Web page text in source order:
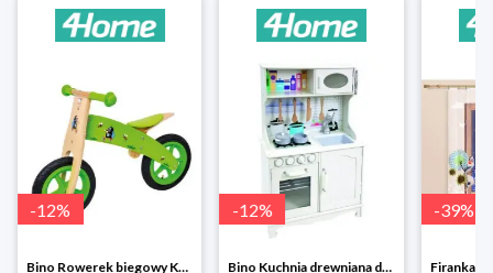
-12%
Bino Rowerek biegowy Krecik
-12%
Bino Kuchnia drewniana dla dzieci Provence
-39%